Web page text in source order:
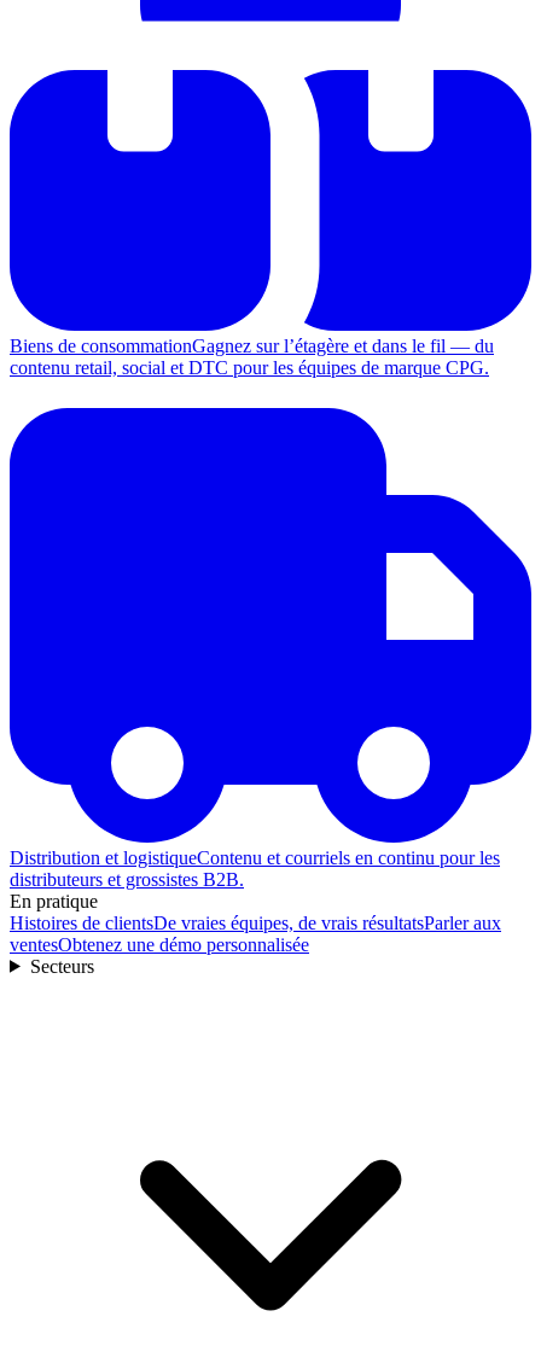
Biens de consommationGagnez sur l’étagère et dans le fil — du
contenu retail, social et DTC pour les équipes de marque CPG.
Distribution et logistiqueContenu et courriels en continu pour les
distributeurs et grossistes B2B.
En pratique
Histoires de clientsDe vraies équipes, de vrais résultatsParler aux
ventesObtenez une démo personnalisée
Secteurs